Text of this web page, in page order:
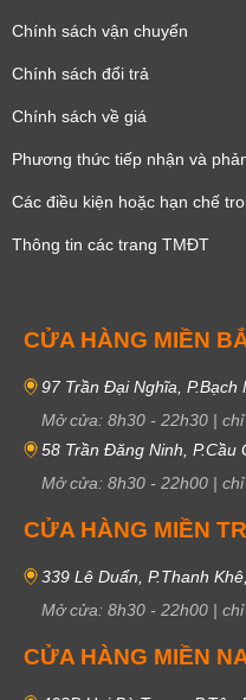
Giờ, phút, giây
Giờ, phút
2. Từ A đến Z về các
cách hầm hố, đậm chất thể
được thiết kế thanh thoát, tạo
thẩm mỹ. Đặc biệt, trọng lượng
Dòng Protrek có hai kiểu mặt số
hình điện tử hoàn toàn, và một
Chính sách vận chuyển
Chính sách đổi trả
Chính sách về giá
Phương thức tiếp nhận và
Các điều kiện hoặc hạn chế
Thông tin các trang TMĐT
CỬA HÀNG MIỀN
97 Trần Đại Nghĩa, P.Bạch
Mở cửa: 8h30 - 22h30 |
58 Trần Đăng Ninh, P.Cầu
Mở cửa: 8h30 - 22h00 |
CỬA HÀNG MIỀN
339 Lê Duẩn, P.Thanh
Mở cửa: 8h30 - 22h00 |
CỬA HÀNG MIỀN